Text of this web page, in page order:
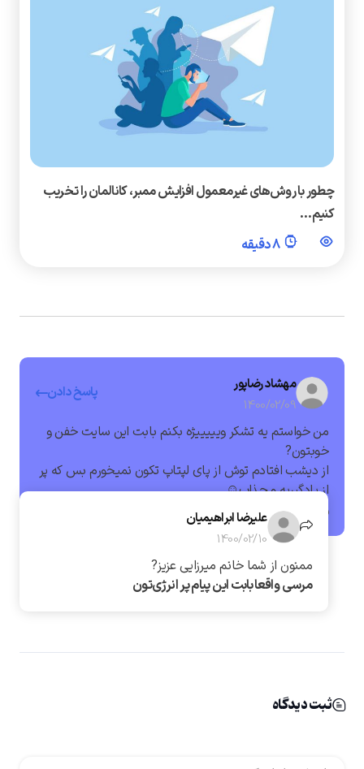
چطور با روش‌های غیرمعمول افزایش ممبر، کانالمان را تخریب
کنیم…
8 دقیقه
مهشاد رضاپور
1400/02/09
پاسخ دادن
من خواستم یه تشکر ویییییژه بکنم بابت این سایت خفن و
خوبتون?
از دیشب افتادم توش از پای لپتاپ تکون نمیخورم بس که پر
از یادگیریه و جذاب☺️
واقعا ایول و افرین ??علیرضا ابراهیمیان
1400/02/10
ممنون از شما خانم میرزایی عزیز?
مرسی واقعا بابت این پیام پر انرژی‌تون
ثبت دیدگاه